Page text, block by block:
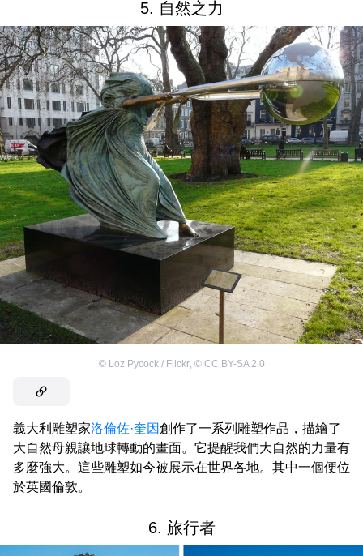
5. 自然之力
© Loz Pycock / Flickr, © CC BY-SA 2.0
義大利雕塑家洛倫佐·奎因創作了一系列雕塑作品，描繪了
大自然母親讓地球轉動的畫面。它提醒我們大自然的力量有
多麼強大。這些雕塑如今被展示在世界各地。其中一個便位
於英國倫敦。
6. 旅行者